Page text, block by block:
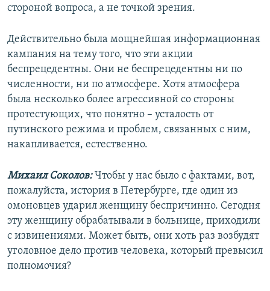
стороной вопроса, а не точкой зрения.
Действительно была мощнейшая информационная
кампания на тему того, что эти акции
беспрецедентны. Они не беспрецедентны ни по
численности, ни по атмосфере. Хотя атмосфера
была несколько более агрессивной со стороны
протестующих, что понятно – усталость от
путинского режима и проблем, связанных с ним,
накапливается, естественно.
Михаил Соколов:Чтобы у нас было с фактами, вот,
пожалуйста, история в Петербурге, где один из
омоновцев ударил женщину беспричинно. Сегодня
эту женщину обрабатывали в больнице, приходили
с извинениями. Может быть, они хоть раз возбудят
уголовное дело против человека, который превысил
полномочия?